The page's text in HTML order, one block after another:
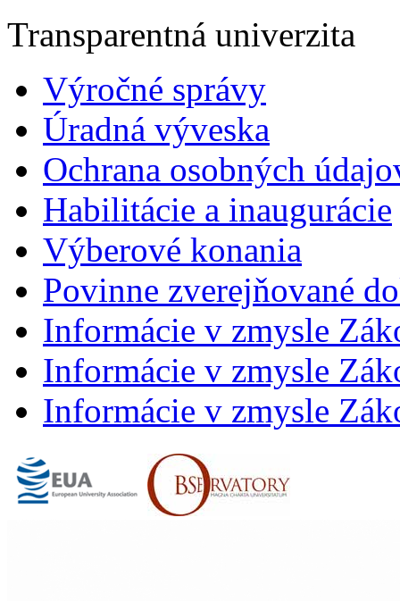
Transparentná univerzita
Výročné správy
Úradná výveska
Ochrana osobných
Habilitácie a inaugurácie
Výberové konania
Povinne zverejňované
Informácie v zmysle
Informácie v zmysle
Informácie v zmysle